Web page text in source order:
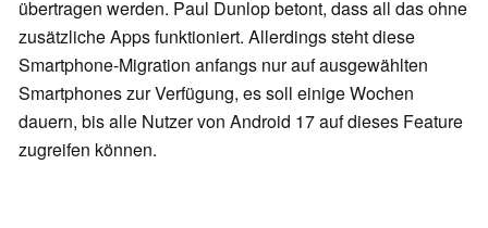
übertragen werden. Paul Dunlop betont, dass all das ohne
zusätzliche Apps funktioniert. Allerdings steht diese
Smartphone-Migration anfangs nur auf ausgewählten
Smartphones zur Verfügung, es soll einige Wochen
dauern, bis alle Nutzer von Android 17 auf dieses Feature
zugreifen können.